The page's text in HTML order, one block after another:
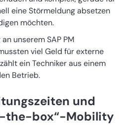
eine Störmeldung absetzen
möchten.
unserem SAP PM
viel Geld für externe
ein Techniker aus einem
Betrieb.
und
the-box“-Mobility